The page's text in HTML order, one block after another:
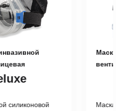
силиконовой